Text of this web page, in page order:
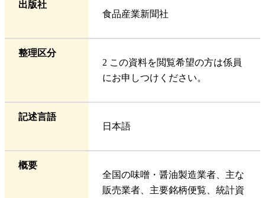
出版社
食品産業新聞社
整理区分
2 この資料を閲覧希望の方は係員
にお申しつけください。
記述言語
日本語
概要
全国の味噌・醤油製造業者、主な
販売業者、主要銘柄便覧、統計資